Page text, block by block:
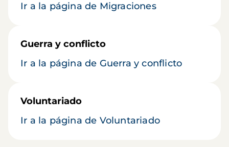
Ir a la página de Migraciones
Guerra y conflicto
Ir a la página de Guerra y conflicto
Voluntariado
Ir a la página de Voluntariado